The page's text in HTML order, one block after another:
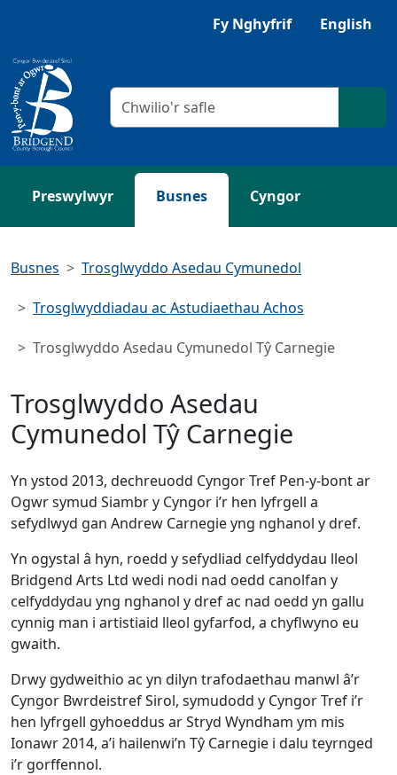
Gwrandewch gyda Browsealoud
Fy Nghyfrif English
Meini prawf chwilio
Preswylwyr Busnes Cyngor
Busnes Trosglwyddo Asedau Cymunedol
Trosglwyddiadau ac Astudiaethau Achos
Trosglwyddo Asedau Cymunedol Tŷ Carnegie
Trosglwyddo Asedau
Cymunedol Tŷ Carnegie
Yn ystod 2013, dechreuodd Cyngor Tref Pen-y-bont ar
Ogwr symud Siambr y Cyngor i’r hen lyfrgell a
sefydlwyd gan Andrew Carnegie yng nghanol y dref.
Yn ogystal â hyn, roedd y sefydliad celfyddydau lleol
Bridgend Arts Ltd wedi nodi nad oedd canolfan y
celfyddydau yng nghanol y dref ac nad oedd yn gallu
cynnig man i artistiaid lleol gyfarfod, a chyflwyno eu
gwaith.
Drwy gydweithio ac yn dilyn trafodaethau manwl â’r
Cyngor Bwrdeistref Sirol, symudodd y Cyngor Tref i’r
hen lyfrgell gyhoeddus ar Stryd Wyndham ym mis
Ionawr 2014, a’i hailenwi’n Tŷ Carnegie i dalu teyrnged
i’r gorffennol.